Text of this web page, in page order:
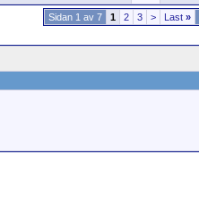
Sidan 1 av 7 1 2 3 > Last »